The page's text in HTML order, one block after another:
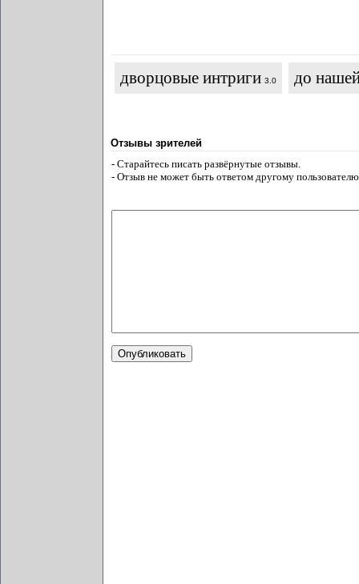
дворцовые интриги 3.0 до
Отзывы зрителей
- Старайтесь писать развёрнутые отзывы.
- Отзыв не может быть ответом другому